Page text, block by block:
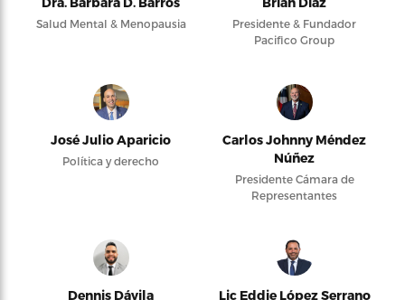
Salud Mental & Menopausia
Presidente & Fundador
Pacifico Group
José Julio Aparicio
Política y derecho
Carlos Johnny Méndez
Núñez
Presidente Cámara de
Representantes
Dennis Dávila Lic Eddie López Serrano